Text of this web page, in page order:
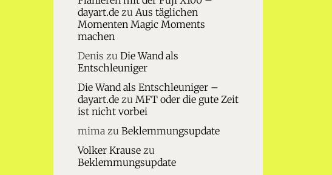
dayart.dezu Aus täglichen
Momenten Magic Moments
machen
Denis zu Die Wand als
Entschleuniger
Die Wand als Entschleuniger –
dayart.dezu MFT oder die gute Zeit
ist nicht vorbei
mimazu Beklemmungsupdate
Volker Krausezu
Beklemmungsupdate